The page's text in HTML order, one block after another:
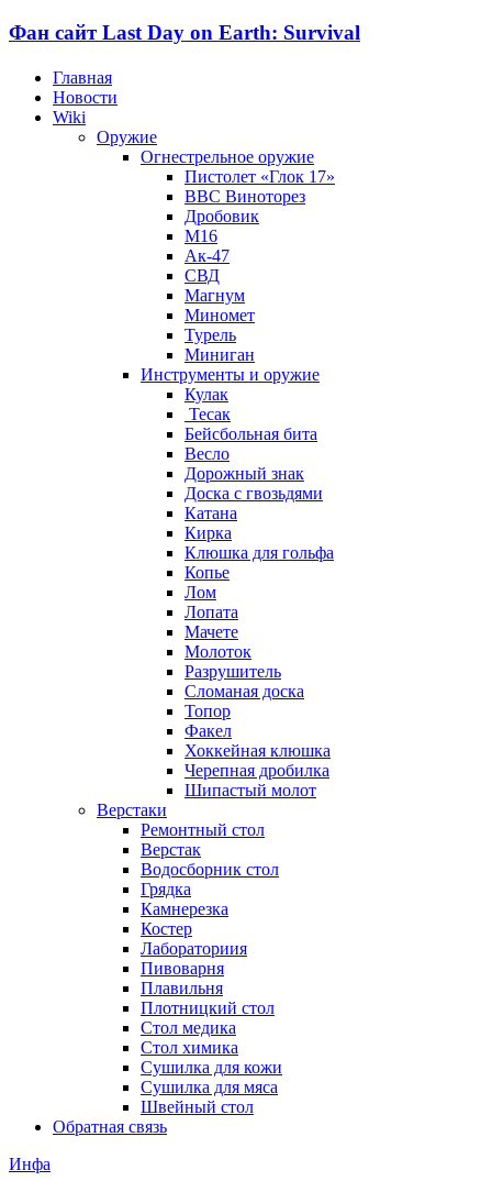
Фан сайт Last Day on Earth: Survival
Главная
Новости
Wiki
Оружие
Огнестрельное оружие
Пистолет «Глок 17»
ВВС Виноторез
Дробовик
М16
Ак-47
СВД
Магнум
Миномет
Турель
Миниган
Инструменты и оружие
Кулак
Тесак
Бейсбольная бита
Весло
Дорожный знак
Доска с гвозьдями
Катана
Кирка
Клюшка для гольфа
Копье
Лом
Лопата
Мачете
Молоток
Разрушитель
Сломаная доска
Топор
Факел
Хоккейная клюшка
Черепная дробилка
Шипастый молот
Верстаки
Ремонтный стол
Верстак
Водосборник стол
Грядка
Камнерезка
Костер
Лабораториия
Пивоварня
Плавильня
Плотницкий стол
Стол медика
Стол химика
Сушилка для кожи
Сушилка для мяса
Швейный стол
Обратная связь
Инфа